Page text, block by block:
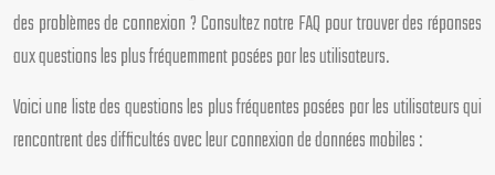
des problèmes de connexion ? Consultez notre FAQ pour trouver des réponses
aux questions les plus fréquemment posées par les utilisateurs.
Voici une liste des questions les plus fréquentes posées par les utilisateurs qui
rencontrent des difficultés avec leur connexion de données mobiles :